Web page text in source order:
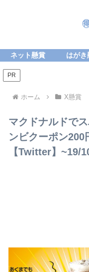
ネット懸賞 はがき
PR
ホーム X懸賞
マクドナルドで
ンビクーポン200
【Twitter】~19/